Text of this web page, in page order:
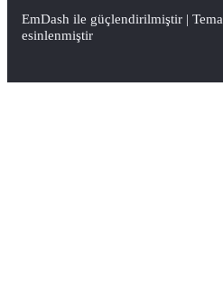
EmDash ile güçlendirilmiştir | Tema
esinlenmiştir